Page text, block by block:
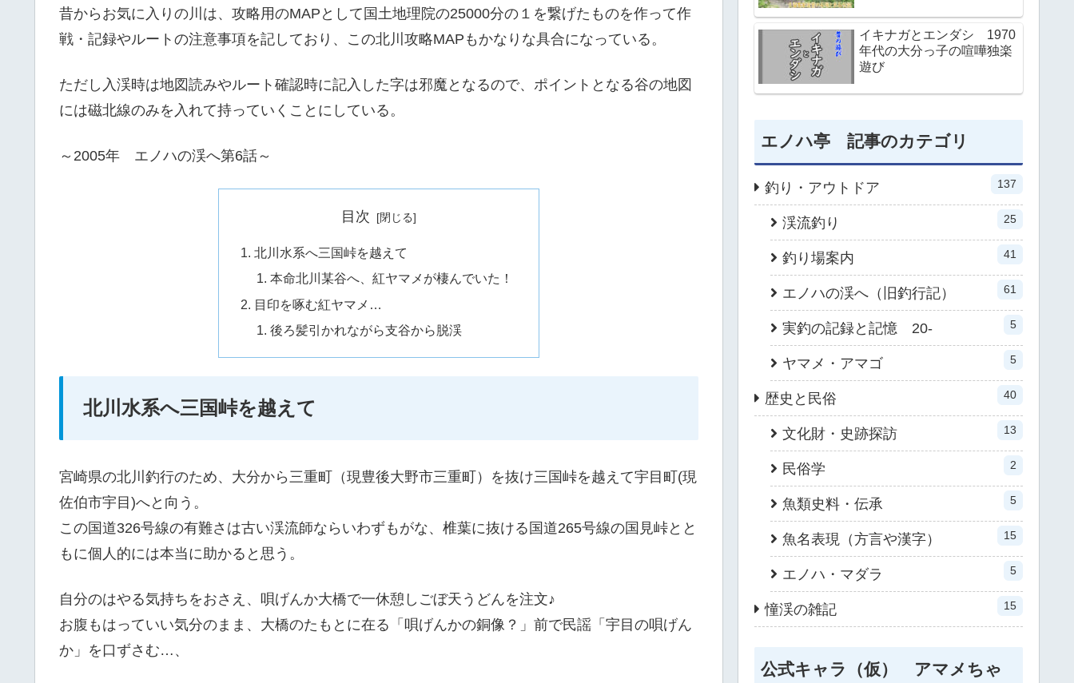
昔からお気に入りの川は、攻略用のMAPとして国土地理院の25000分の１を繋げたものを作って作
戦・記録やルートの注意事項を記しており、この北川攻略MAPもかなりな具合になっている。
ただし入渓時は地図読みやルート確認時に記入した字は邪魔となるので、ポイントとなる谷の地図
には磁北線のみを入れて持っていくことにしている。
～2005年 エノハの渓へ第6話～
目次
北川水系へ三国峠を越えて
本命北川某谷へ、紅ヤマメが棲んでいた！
目印を啄む紅ヤマメ…
後ろ髪引かれながら支谷から脱渓
北川水系へ三国峠を越えて
宮崎県の北川釣行のため、大分から三重町（現豊後大野市三重町）を抜け三国峠を越えて宇目町(現
佐伯市宇目)へと向う。
この国道326号線の有難さは古い渓流師ならいわずもがな、椎葉に抜ける国道265号線の国見峠とと
もに個人的には本当に助かると思う。
自分のはやる気持ちをおさえ、唄げんか大橋で一休憩しごぼ天うどんを注文♪
お腹もはっていい気分のまま、大橋のたもとに在る「唄げんかの銅像？」前で民謡「宇目の唄げん
か」を口ずさむ…、
イキナガとエンダシ 1970
年代の大分っ子の喧嘩独楽
遊び
エノハ亭 記事のカテゴリ
釣り・アウトドア 137
渓流釣り 25
釣り場案内 41
エノハの渓へ（旧釣行記） 61
実釣の記録と記憶 20- 5
ヤマメ・アマゴ 5
歴史と民俗 40
文化財・史跡探訪 13
民俗学 2
魚類史料・伝承 5
魚名表現（方言や漢字） 15
エノハ・マダラ 5
憧渓の雑記 15
公式キャラ（仮） アマメちゃ